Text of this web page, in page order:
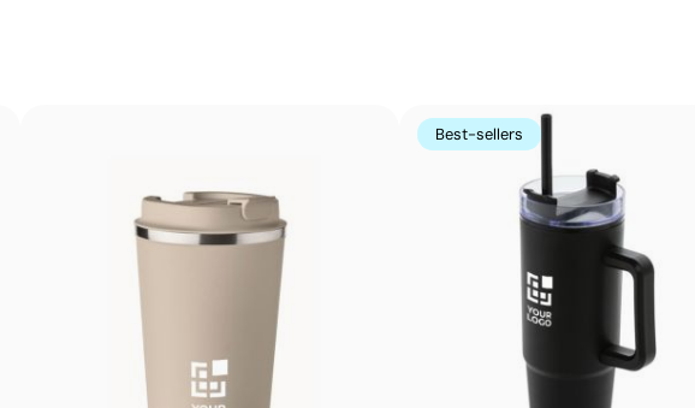
Possibilité d’impression avec couleurs Pantone®
Impression enveloppante autour du produit
Bonne résistance à l’usage quotidien
Idéale pour mugs, verres et bouteilles
promotionnels
Best-sellers